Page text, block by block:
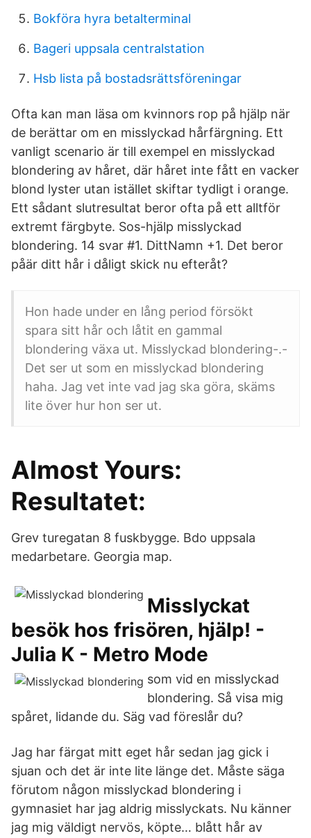
Bokföra hyra betalterminal
Bageri uppsala centralstation
Hsb lista på bostadsrättsföreningar
Ofta kan man läsa om kvinnors rop på hjälp när
de berättar om en misslyckad hårfärgning. Ett
vanligt scenario är till exempel en misslyckad
blondering av håret, där håret inte fått en vacker
blond lyster utan istället skiftar tydligt i orange.
Ett sådant slutresultat beror ofta på ett alltför
extremt färgbyte. Sos-hjälp misslyckad
blondering. 14 svar #1. DittNamn +1. Det beror
påär ditt hår i dåligt skick nu efteråt?
Hon hade under en lång period försökt
spara sitt hår och låtit en gammal
blondering växa ut. Misslyckad blondering-.-
Det ser ut som en misslyckad blondering
haha. Jag vet inte vad jag ska göra, skäms
lite över hur hon ser ut.
Almost Yours:
Resultatet:
Grev turegatan 8 fuskbygge. Bdo uppsala
medarbetare. Georgia map.
Misslyckat
besök hos frisören, hjälp! -
Julia K - Metro Mode
som vid en misslyckad
blondering. Så visa mig
spåret, lidande du. Säg vad föreslår du?
Jag har färgat mitt eget hår sedan jag gick i
sjuan och det är inte lite länge det. Måste säga
förutom någon misslyckad blondering i
gymnasiet har jag aldrig misslyckats. Nu känner
jag mig väldigt nervös, köpte… blått hår av